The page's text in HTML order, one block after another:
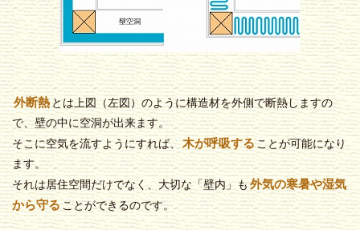
外断熱とは上図（左図）のように構造材を外側で断熱しますの
で、壁の中に空洞が出来ます。
そこに空気を流すようにすれば、木が呼吸することが可能になり
ます。
それは居住空間だけでなく、大切な「壁内」も外気の寒暑や湿気
から守ることができるのです。